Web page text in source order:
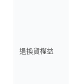
退換貨權益